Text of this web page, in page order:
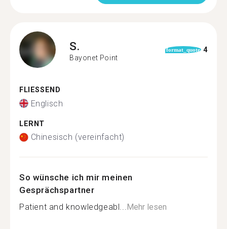
S.
Bayonet Point
format_quote 4
FLIESSEND
Englisch
LERNT
Chinesisch (vereinfacht)
So wünsche ich mir meinen
Gesprächspartner
Patient and knowledgeabl...Mehr lesen